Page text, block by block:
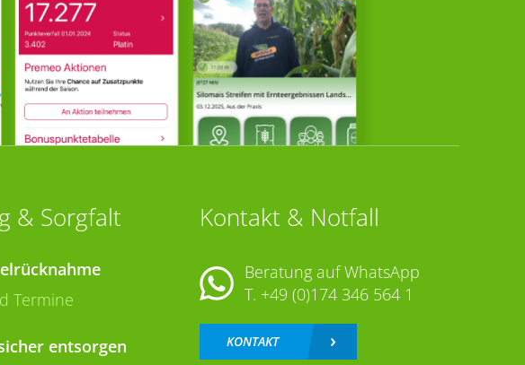
& Sorgfalt
Termine
entsorgen
Kontakt & Notfall
Beratung auf WhatsApp
T. +49 (0)174 346 564 1
KONTAKT